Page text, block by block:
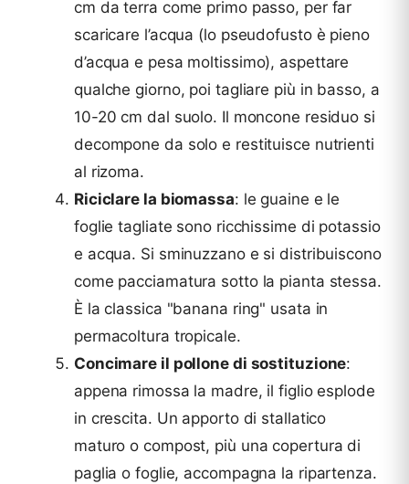
cm da terra come primo passo, per far
scaricare l’acqua (lo pseudofusto è pieno
d’acqua e pesa moltissimo), aspettare
qualche giorno, poi tagliare più in basso, a
10-20 cm dal suolo. Il moncone residuo si
decompone da solo e restituisce nutrienti
al rizoma.
Riciclare la biomassa: le guaine e le
foglie tagliate sono ricchissime di potassio
e acqua. Si sminuzzano e si distribuiscono
come pacciamatura sotto la pianta stessa.
È la classica "banana ring" usata in
permacoltura tropicale.
Concimare il pollone di sostituzione:
appena rimossa la madre, il figlio esplode
in crescita. Un apporto di stallatico
maturo o compost, più una copertura di
paglia o foglie, accompagna la ripartenza.